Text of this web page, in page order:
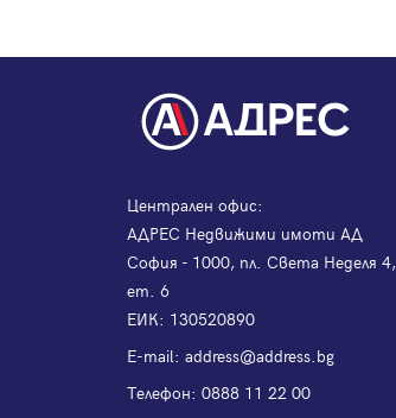
Централен офис:
АДРЕС Недвижими имоти АД
София - 1000, пл. Света Неделя 4,
ет. 6
ЕИК: 130520890
Е-mail: address@address.bg
Телефон: 0888 11 22 00